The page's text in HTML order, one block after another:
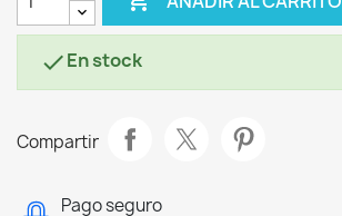
En stock
Compartir
Pago seguro